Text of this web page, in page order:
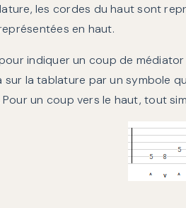
les cordes du haut sont
en haut.
indiquer un coup de
sur la tablature par un symbole
Pour un coup vers le haut, tout